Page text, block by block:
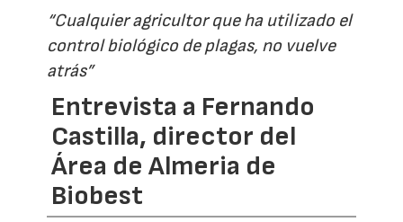
“Cualquier agricultor que ha utilizado el
control biológico de plagas, no vuelve
atrás”
Entrevista a Fernando
Castilla, director del
Área de Almeria de
Biobest